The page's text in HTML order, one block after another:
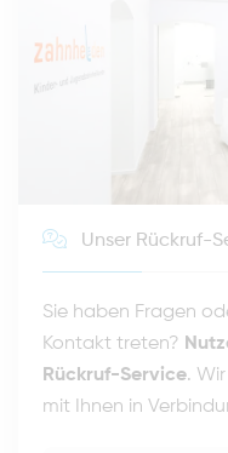
Unser Rückruf-
Sie haben Fragen
Kontakt treten?
Rückruf-Service.
mit Ihnen in